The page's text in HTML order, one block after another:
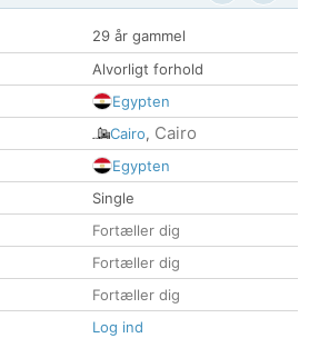
29 år gammel
Alvorligt forhold
Egypten
Cairo, Cairo
Egypten
Single
Fortæller dig
Fortæller dig
Fortæller dig
Log ind